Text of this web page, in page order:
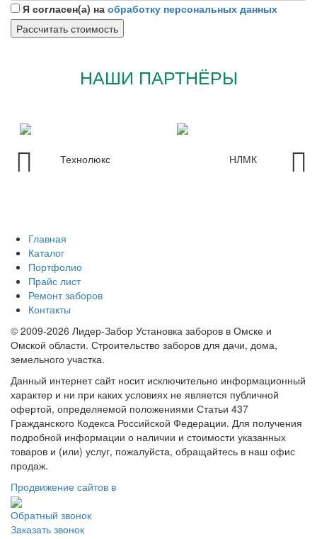
Я согласен(а) на обработку персональных данных
НАШИ ПАРТНЁРЫ
Главная
Каталог
Портфолио
Прайс лист
Ремонт заборов
Контакты
© 2009-2026 Лидер-Забор Установка заборов в Омске и
Омской области. Строительство заборов для дачи, дома,
земельного участка.
Данный интернет сайт носит исключительно информационный
характер и ни при каких условиях не является публичной
офертой, определяемой положениями Статьи 437
Гражданского Кодекса Российской Федерации. Для получения
подробной информации о наличии и стоимости указанных
товаров и (или) услуг, пожалуйста, обращайтесь в наш офис
продаж.
Продвижение сайтов в
Обратный звонок
Заказать звонок